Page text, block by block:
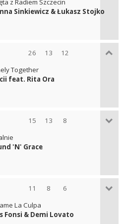
Sinkiewicz & Łukasz Stojko
26 13 12
Together
feat. Rita Ora
15 13 8
'N' Grace
11 8 6
La Culpa
Fonsi & Demi Lovato